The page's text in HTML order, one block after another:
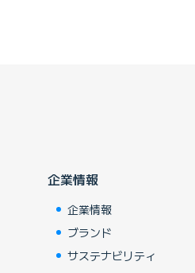
企業情報
企業情報
ブランド
サステナビリティ